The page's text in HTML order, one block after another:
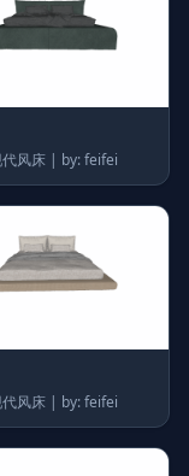
分类：现代风床 | by: feifei
分类：现代风床 | by: feifei